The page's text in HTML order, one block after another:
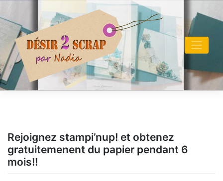
content
Rejoignez stampi’nup! et obtenez
gratuitemenent du papier pendant 6
mois!!